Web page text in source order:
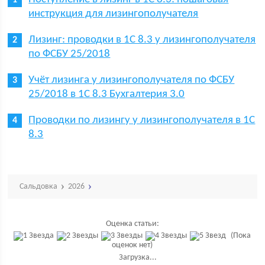
инструкция для лизингополучателя
Лизинг: проводки в 1С 8.3 у лизингополучателя
по ФСБУ 25/2018
Учёт лизинга у лизингополучателя по ФСБУ
25/2018 в 1С 8.3 Бухгалтерия 3.0
Проводки по лизингу у лизингополучателя в 1С
8.3
Сальдовка 2026
Оценка статьи:
(Пока
оценок нет)
Загрузка...